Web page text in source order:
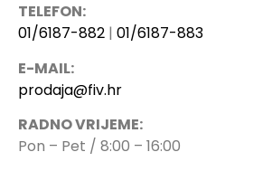
TELEFON:
01/6187-882 | 01/6187-883
E-MAIL:
prodaja@fiv.hr
RADNO VRIJEME:
Pon – Pet / 8:00 – 16:00